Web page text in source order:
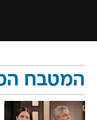
המטבח